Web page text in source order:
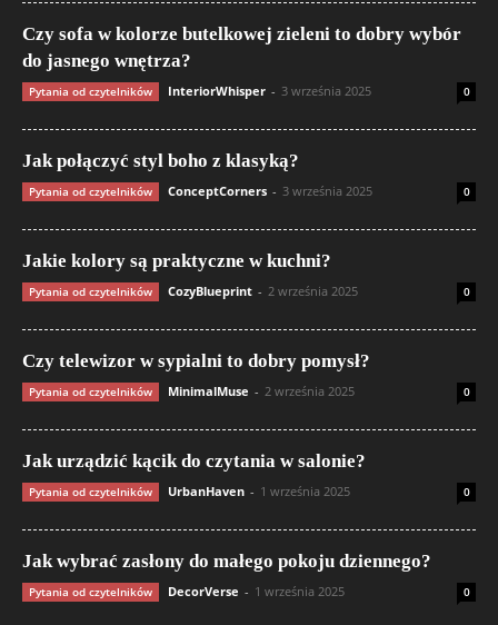
Czy sofa w kolorze butelkowej zieleni to dobry wybór
do jasnego wnętrza?
Pytania od czytelników InteriorWhisper - 3 września 2025 0
Jak połączyć styl boho z klasyką?
Pytania od czytelników ConceptCorners - 3 września 2025 0
Jakie kolory są praktyczne w kuchni?
Pytania od czytelników CozyBlueprint - 2 września 2025 0
Czy telewizor w sypialni to dobry pomysł?
Pytania od czytelników MinimalMuse - 2 września 2025 0
Jak urządzić kącik do czytania w salonie?
Pytania od czytelników UrbanHaven - 1 września 2025 0
Jak wybrać zasłony do małego pokoju dziennego?
Pytania od czytelników DecorVerse - 1 września 2025 0